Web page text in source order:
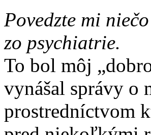
Povedzte mi
zo psychiatrie.
To bol môj
vynášal správy o
prostredníctvom